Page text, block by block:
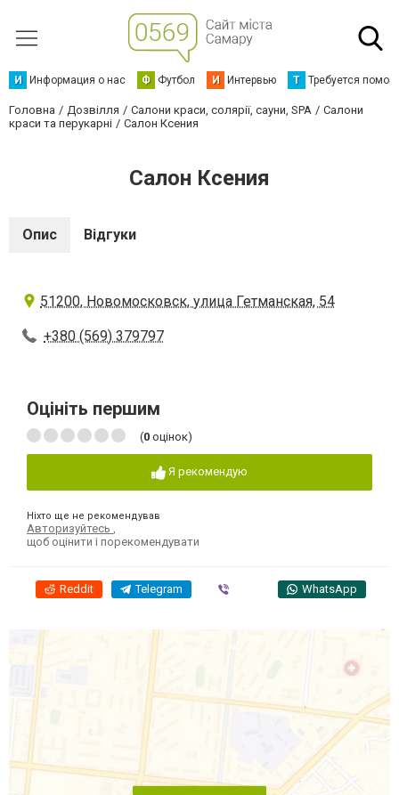
И Информация о нас Ф Футбол И Интервью Т Требуется
Головна Дозвілля Салони краси, солярії, сауни, SPA
Салони
краси та перукарні
Салон Ксения
Салон Ксения
Опис Відгуки
51200, Новомосковск, улица Гетманская, 54
+380 (569) 379797
Оцініть першим
(0 оцінок)
Я рекомендую
Ніхто ще не рекомендував
Авторизуйтесь
щоб оцінити і порекомендувати
Reddit Telegram WhatsApp